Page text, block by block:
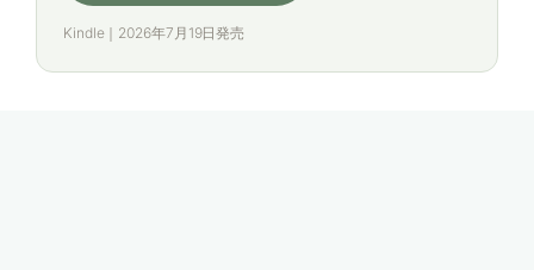
Kindle｜2026年7月19日発売